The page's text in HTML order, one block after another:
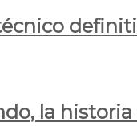
la